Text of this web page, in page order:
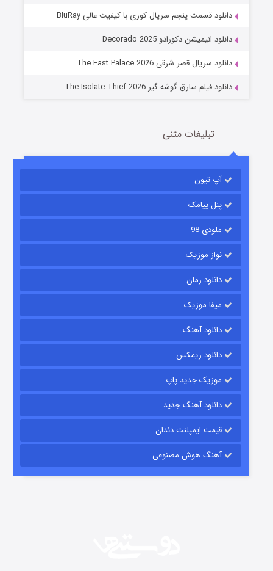
عملیات آپارتمان
قسمت2 (زیرنویس) منتشر شد
قسمت
دانلود قسمت پنجم سریال کوری با کیفیت عالی BluRay
دانلود انیمیشن دکورادو Decorado 2025
دانلود سریال قصر شرقی The East Palace 2026
دانلود فیلم سارق گوشه گیر The Isolate Thief 2026
تبلیغات متنی
آپ تیون
پنل پیامک
ملودی 98
نواز موزیک
دانلود رمان
میفا موزیک
دانلود آهنگ
دانلود ریمکس
موزیک جدید پاپ
دانلود آهنگ جدید
قیمت ایمپلنت دندان
آهنگ هوش مصنوعی